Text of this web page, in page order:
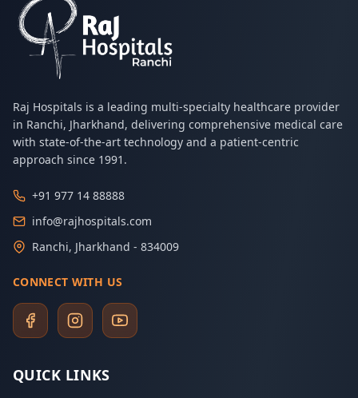
Raj Hospitals is a leading multi-specialty healthcare provider
in Ranchi, Jharkhand, delivering comprehensive medical care
with state-of-the-art technology and a patient-centric
approach since 1991.
+91 977 14 88888
info@rajhospitals.com
Ranchi, Jharkhand - 834009
CONNECT WITH US
QUICK LINKS